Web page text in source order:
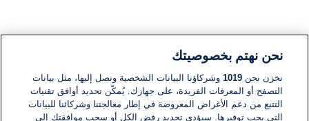
نحن نهتم بخصوصيتك
نخزن نحن1019 وشركاؤنا البيانات الشخصية ونصل إليها، مثل بيانات
التصفح أو المعرفات الفريدة، على جهازك. يُمكّن تحديد أوافق تقنيات
التتبع من دعم الأغراض المعروضة في إطار معالجتنا وشركائنا للبيانات
التي يجب توفيرها. سيؤدي تحديد رفض الكل أو سحب موافقتك إلى